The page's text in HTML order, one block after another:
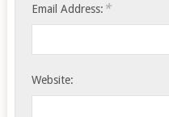
Email Address: *
Website: